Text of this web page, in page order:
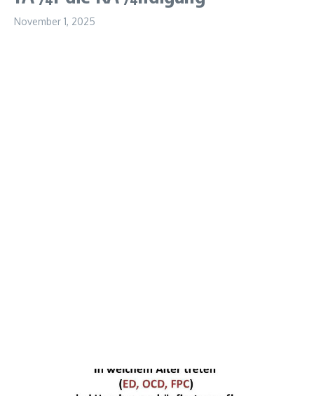
November 1, 2025